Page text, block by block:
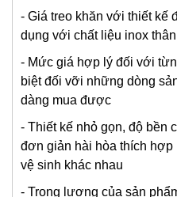
- Giá treo khăn với thiết kế
dụng với chất liệu inox
- Mức giá hợp lý đối với
biệt đối vỡi những dòng
dàng mua được
- Thiết kế nhỏ gọn, độ bền
đơn giản hài hòa thích
vệ sinh khác nhau
- Trọng lượng của sản